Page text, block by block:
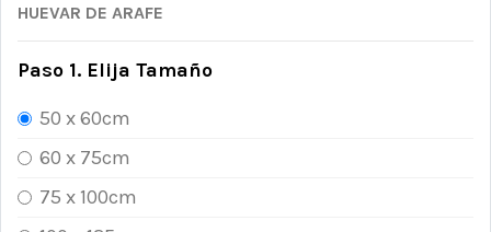
HUEVAR DE ARAFE
Paso 1. Elija Tamaño
50 x 60cm
60 x 75cm
75 x 100cm